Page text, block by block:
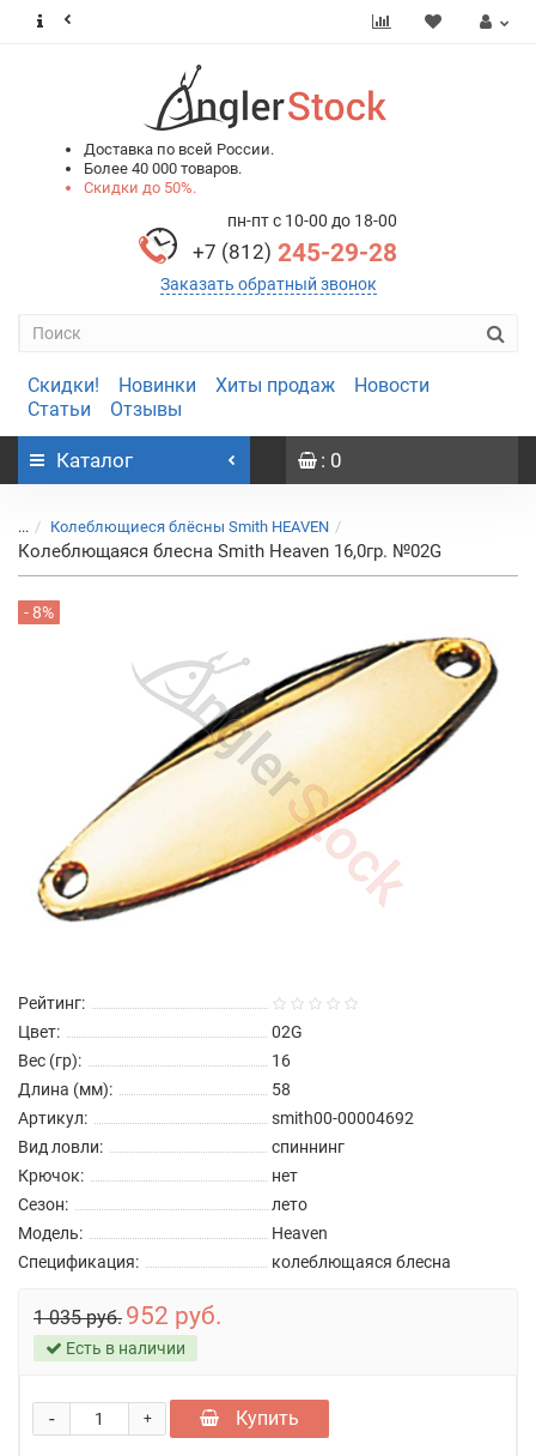
Доставка по всей России.
Более 40 000 товаров.
Скидки до 50%.
пн-пт с 10-00 до 18-00
+7 (812) 245-29-28
Заказать обратный звонок
Скидки! Новинки Хиты продаж
Новости
Статьи
Отзывы
Каталог : 0
... Колеблющиеся блёсны Smith HEAVEN
Колеблющаяся блесна Smith Heaven 16,0гр. №02G
- 8%
Рейтинг:
Цвет:
02G
Вес (гр):
16
Длина (мм):
58
Артикул:
smith00-00004692
Вид ловли:
спиннинг
Крючок:
нет
Сезон:
лето
Модель:
Heaven
Спецификация:
колеблющаяся блесна
1 035 руб. 952 руб.
Есть в наличии
+
- Купить